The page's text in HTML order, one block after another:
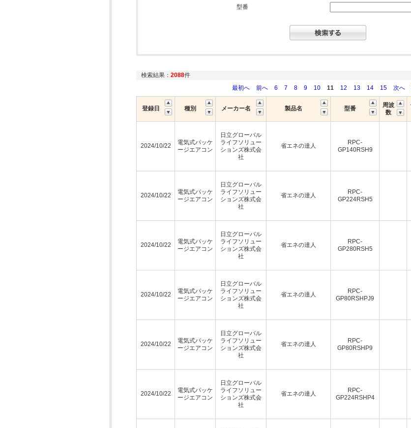
型番
検索結果： 2088件
最初へ
前へ 6 7 8 9 10 11 12 13 14 15 次へ
登録日 種別 メーカー名 製品名 型番
周波
数
2024/10/22
電気式パッケ
ージエアコン
日立グローバル
ライフソリュー
ションズ株式会
社
省エネの達人
RPC-
GP140RSH9
2024/10/22
電気式パッケ
ージエアコン
日立グローバル
ライフソリュー
ションズ株式会
社
省エネの達人
RPC-
GP224RSH5
2024/10/22
電気式パッケ
ージエアコン
日立グローバル
ライフソリュー
ションズ株式会
社
省エネの達人
RPC-
GP280RSH5
2024/10/22
電気式パッケ
ージエアコン
日立グローバル
ライフソリュー
ションズ株式会
社
省エネの達人
RPC-
GP80RSHPJ9
2024/10/22
電気式パッケ
ージエアコン
日立グローバル
ライフソリュー
ションズ株式会
社
省エネの達人
RPC-
GP80RSHP9
2024/10/22
電気式パッケ
ージエアコン
日立グローバル
ライフソリュー
ションズ株式会
社
省エネの達人
RPC-
GP224RSHP4